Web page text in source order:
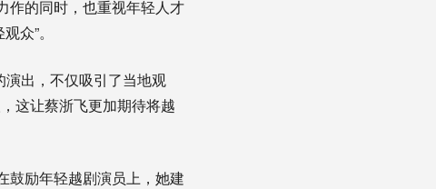
的同时，也重视年轻人才
众”。
出，不仅吸引了当地观
这让蔡浙飞更加期待将越
励年轻越剧演员上，她建